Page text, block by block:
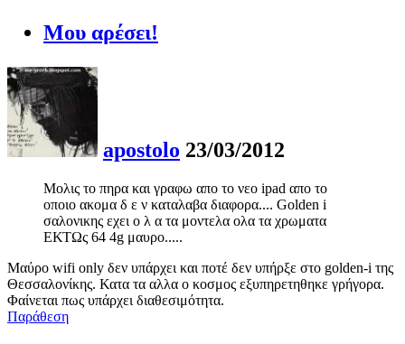
Μου αρέσει!
apostolo 23/03/2012
Μολις το πηρα και γραφω απο το νεο ipad απο το
οποιο ακομα δ ε ν καταλαβα διαφορα.... Golden i
σαλονικης εχει ο λ α τα μοντελα ολα τα χρωματα
ΕΚΤΩς 64 4g μαυρο.....
Μαύρο wifi only δεν υπάρχει και ποτέ δεν υπήρξε στο golden-i της
Θεσσαλονίκης. Κατα τα αλλα ο κοσμος εξυπηρετηθηκε γρήγορα.
Φαίνεται πως υπάρχει διαθεσιμότητα.
Παράθεση